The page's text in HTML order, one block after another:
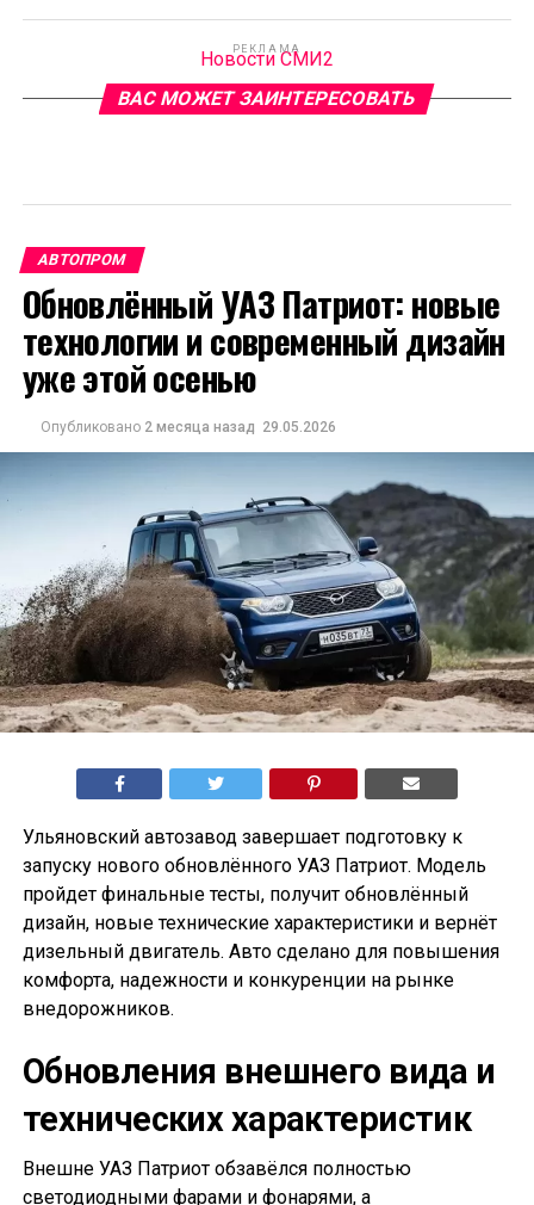
РЕКЛАМА
Новости СМИ2
ВАС МОЖЕТ ЗАИНТЕРЕСОВАТЬ
АВТОПРОМ
Обновлённый УАЗ Патриот: новые
технологии и современный дизайн
уже этой осенью
Опубликовано 2 месяца назад 29.05.2026
Ульяновский автозавод завершает подготовку к
запуску нового обновлённого УАЗ Патриот. Модель
пройдет финальные тесты, получит обновлённый
дизайн, новые технические характеристики и вернёт
дизельный двигатель. Авто сделано для повышения
комфорта, надежности и конкуренции на рынке
внедорожников.
Обновления внешнего вида и
технических характеристик
Внешне УАЗ Патриот обзавёлся полностью
светодиодными фарами и фонарями, а